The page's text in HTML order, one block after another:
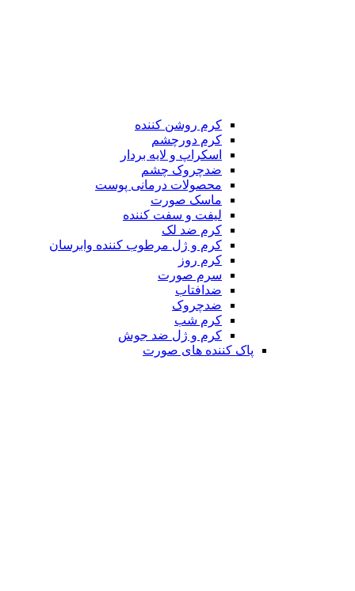
کرم روشن کننده
کرم دورچشم
اسکراپ و لایه بردار
ضدچروک چشم
محصولات درمانی پوست
ماسک صورت
لیفت و سفت کننده
کرم ضد لک
کرم و ژل مرطوب کننده وابرسان
کرم روز
سرم صورت
ضدافتاب
ضدچروک
کرم شب
کرم و ژل ضد جوش
پاک کننده های صورت